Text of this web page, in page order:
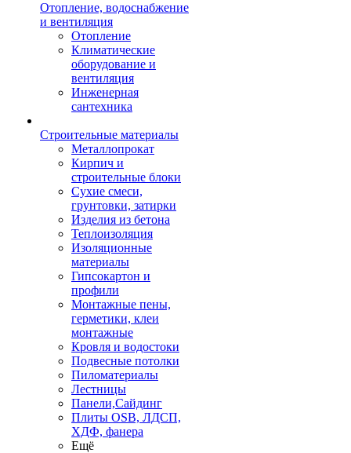
Отопление, водоснабжение
и вентиляция
Отопление
Климатические
оборудование и
вентиляция
Инженерная
сантехника
Строительные материалы
Металлопрокат
Кирпич и
строительные блоки
Сухие смеси,
грунтовки, затирки
Изделия из бетона
Теплоизоляция
Изоляционные
материалы
Гипсокартон и
профили
Монтажные пены,
герметики, клеи
монтажные
Кровля и водостоки
Подвесные потолки
Пиломатериалы
Лестницы
Панели,Сайдинг
Плиты OSB, ЛДСП,
ХДФ, фанера
Ещё